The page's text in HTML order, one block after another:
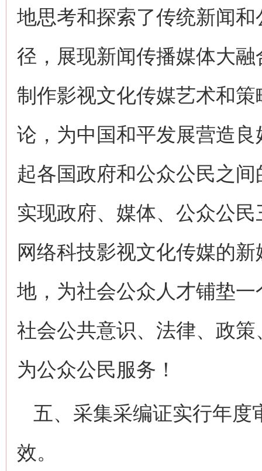
地思考和探索了传统新闻
径，展现新闻传播媒体大
制作影视文化传媒艺术和
论，为中国和平发展营造
起各国政府和公众公民之
实现政府、媒体、公众公
网络科技影视文化传媒的
地，为社会公众人才铺垫
社会公共意识、法律、政
为公众公民服务！
五、采集采编证实行年度
效。